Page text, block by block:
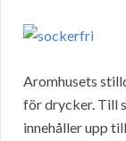
Aromhusets
för drycker. Till
innehåller upp